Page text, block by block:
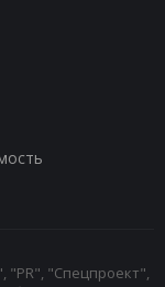
"Спецпроект",